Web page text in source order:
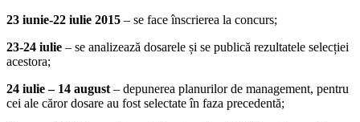
23 iunie-22 iulie 2015 – se face înscrierea la concurs;
23-24 iulie – se analizează dosarele și se publică rezultatele selecției
acestora;
24 iulie – 14 august – depunerea planurilor de management, pentru
cei ale căror dosare au fost selectate în faza precedentă;